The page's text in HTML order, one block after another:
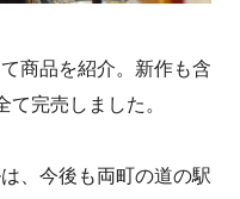
商品を紹介。新作も含
完売しました。
、今後も両町の道の駅